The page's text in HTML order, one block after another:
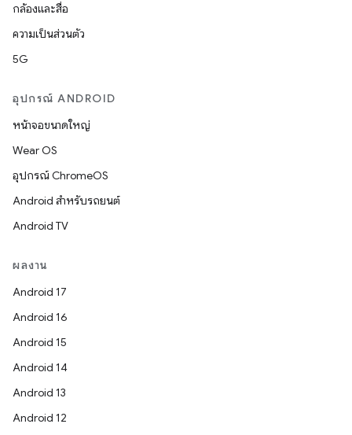
กล้องและสื่อ
ความเป็นส่วนตัว
5G
อุปกรณ์ ANDROID
หน้าจอขนาดใหญ่
Wear OS
อุปกรณ์ ChromeOS
Android สำหรับรถยนต์
Android TV
ผลงาน
Android 17
Android 16
Android 15
Android 14
Android 13
Android 12